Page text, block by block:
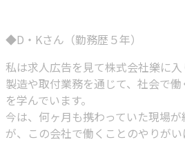
◆D・Kさん（勤務歴５年）
私は求人広告を見て株式会社樂に入
製造や取付業務を通じて、社会で
を学んでいます。
今は、何ヶ月も携わっていた現場
が、この会社で働くことのやりがい